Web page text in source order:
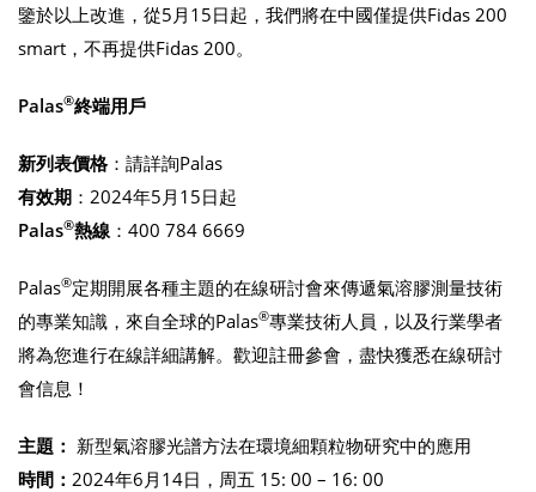
鑒於以上改進，從5月15日起，我們將在中國僅提供Fidas 200
smart，不再提供Fidas 200。
Palas®終端用戶
新列表價格：請詳詢Palas
有效期 ：2024年5月15日起
Palas®熱線 ：400 784 6669
Palas®定期開展各種主題的在線研討會來傳遞氣溶膠測量技術
的專業知識，來自全球的Palas®專業技術人員，以及行業學者
將為您進行在線詳細講解。歡迎註冊參會，盡快獲悉在線研討
會信息！
主題： 新型氣溶膠光譜方法在環境細顆粒物研究中的應用
時間： 2024年6月14日，周五 15: 00 – 16: 00